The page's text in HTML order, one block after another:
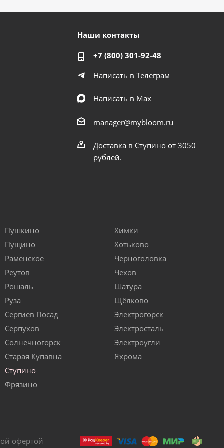
Наши контакты
+7 (800) 301-92-48
Написать в Телеграм
Написать в Мах
manager@mybloom.ru
Доставка в Ступино от 3050
рублей.
Пушкино
Пущино
Раменское
Реутов
Рошаль
Руза
Сергиев Посад
Серпухов
Солнечногорск
Старая Купавна
Ступино
Фрязино
Химки
Хотьково
Черноголовка
Чехов
Шатура
Щёлково
Электрогорск
Электросталь
Электроугли
Яхрома
офертой